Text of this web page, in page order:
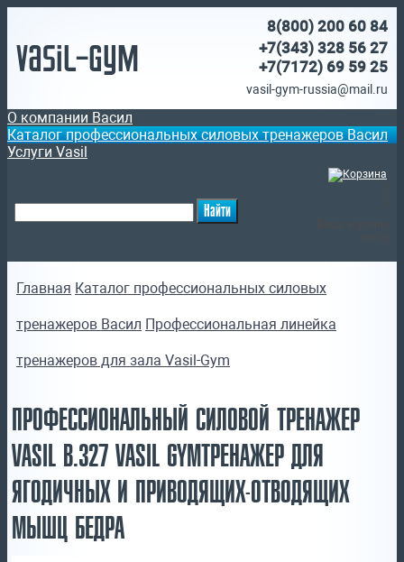
Vasil-Gym
8(800) 200 60 84
+7(343) 328 56 27
+7(7172) 69 59 25
vasil-gym-russia@mail.ru
О компании Васил
Каталог профессиональных силовых тренажеров Васил
Услуги Vasil
Главная Каталог профессиональных силовых
тренажеров Васил Профессиональная линейка
тренажеров для зала Vasil-Gym
ПРОФЕССИОНАЛЬНЫЙ СИЛОВОЙ ТРЕНАЖЕР
VASIL B.327 VASIL GYMТРЕНАЖЕР ДЛЯ
ЯГОДИЧНЫХ И ПРИВОДЯЩИХ-ОТВОДЯЩИХ
МЫШЦ БЕДРА